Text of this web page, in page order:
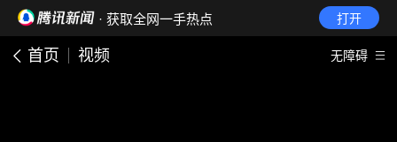
· 获取全网一手热点 打开
首页 视频 无障碍